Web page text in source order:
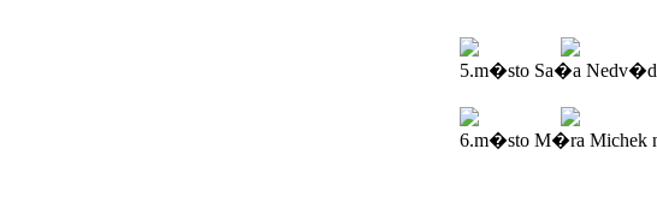
5.m�sto Sa�a
6.m�sto M�ra Michek